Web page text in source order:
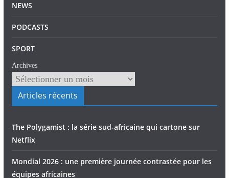
NEWS
PODCASTS
SPORT
Archives
Articles récents
The Polygamist : la série sud-africaine qui cartone sur
Netflix
Mondial 2026 : une première journée contrastée pour les
équipes africaines